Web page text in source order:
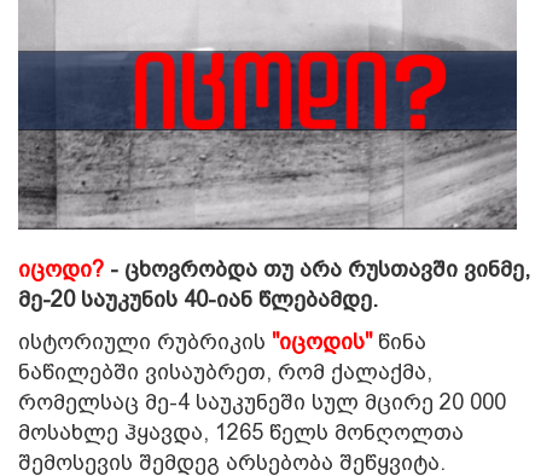
იცოდი? - ცხოვრობდა თუ არა რუსთავში ვინმე,
მე-20 საუკუნის 40-იან წლებამდე.
ისტორიული რუბრიკის "იცოდის" წინა
ნაწილებში ვისაუბრეთ, რომ ქალაქმა,
რომელსაც მე-4 საუკუნეში სულ მცირე 20 000
მოსახლე ჰყავდა, 1265 წელს მონღოლთა
შემოსევის შემდეგ არსებობა შეწყვიტა.